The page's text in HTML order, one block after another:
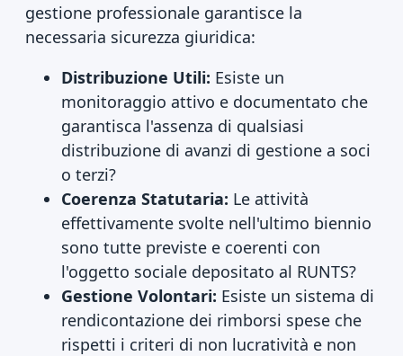
gestione professionale garantisce la
necessaria sicurezza giuridica:
Distribuzione Utili: Esiste un
monitoraggio attivo e documentato che
garantisca l'assenza di qualsiasi
distribuzione di avanzi di gestione a soci
o terzi?
Coerenza Statutaria: Le attività
effettivamente svolte nell'ultimo biennio
sono tutte previste e coerenti con
l'oggetto sociale depositato al RUNTS?
Gestione Volontari: Esiste un sistema di
rendicontazione dei rimborsi spese che
rispetti i criteri di non lucratività e non